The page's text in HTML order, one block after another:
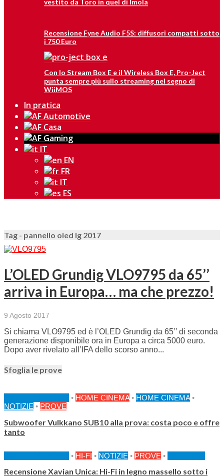
vestito da Toro in quel di Imola
Recensione Fyne Audio F5S: diffusori compatti sotto
i 750 Euro
Con lo Stream Box E e il Wireless Box E, Pro-Ject
punta sempre più sullo streaming nel segno di
WiiMOS
In pratica
IT
EN
FR
IT
ES
Tag - pannello oled lg 2017
L’OLED Grundig VLO9795 da 65’’
arriva in Europa… ma che prezzo!
9 Agosto 2017
Si chiama VLO9795 ed è l’OLED Grundig da 65’’ di seconda
generazione disponibile ora in Europa a circa 5000 euro.
Dopo aver rivelato all’IFA dello scorso anno...
Sfoglia le prove
• HOME CINEMA • HOME CINEMA •
NOTIZIE • PROVE
Subwoofer Vulkkano SUB10 alla prova: costa poco e offre
tanto
• HI-FI • NOTIZIE • PROVE •
Recensione Xavian Unica: Hi-Fi in legno massello sotto i